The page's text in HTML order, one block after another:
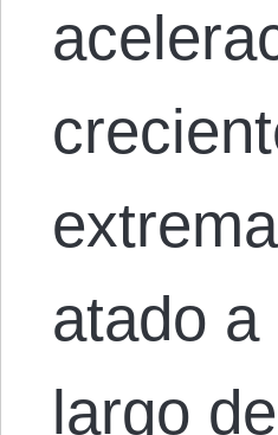
atado
largo